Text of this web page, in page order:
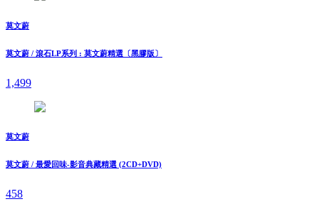
莫文蔚
莫文蔚 / 滾石LP系列 : 莫文蔚精選〔黑膠版〕
1,499
莫文蔚
莫文蔚 / 最愛回味-影音典藏精選 (2CD+DVD)
458